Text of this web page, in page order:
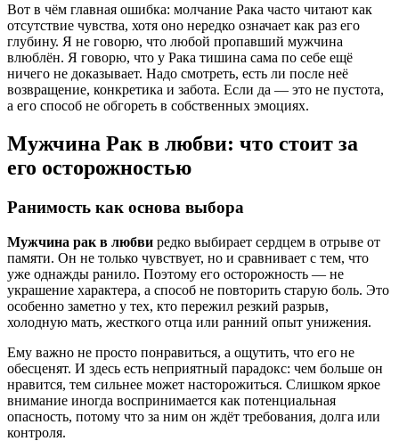
Вот в чём главная ошибка: молчание Рака часто читают как
отсутствие чувства, хотя оно нередко означает как раз его
глубину. Я не говорю, что любой пропавший мужчина
влюблён. Я говорю, что у Рака тишина сама по себе ещё
ничего не доказывает. Надо смотреть, есть ли после неё
возвращение, конкретика и забота. Если да — это не пустота,
а его способ не обгореть в собственных эмоциях.
Мужчина Рак в любви: что стоит за
его осторожностью
Ранимость как основа выбора
Мужчина рак в любви редко выбирает сердцем в отрыве от
памяти. Он не только чувствует, но и сравнивает с тем, что
уже однажды ранило. Поэтому его осторожность — не
украшение характера, а способ не повторить старую боль. Это
особенно заметно у тех, кто пережил резкий разрыв,
холодную мать, жесткого отца или ранний опыт унижения.
Ему важно не просто понравиться, а ощутить, что его не
обесценят. И здесь есть неприятный парадокс: чем больше он
нравится, тем сильнее может насторожиться. Слишком яркое
внимание иногда воспринимается как потенциальная
опасность, потому что за ним он ждёт требования, долга или
контроля.